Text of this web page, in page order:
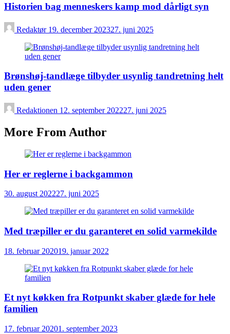
Historien bag menneskers kamp mod dårligt syn
Redaktør 19. december 202327. juni 2025
Brønshøj-tandlæge tilbyder usynlig tandretning helt
uden gener
Redaktionen 12. september 202227. juni 2025
More From Author
Her er reglerne i backgammon
30. august 202227. juni 2025
Med træpiller er du garanteret en solid varmekilde
18. februar 202019. januar 2022
Et nyt køkken fra Rotpunkt skaber glæde for hele
familien
17. februar 20201. september 2023